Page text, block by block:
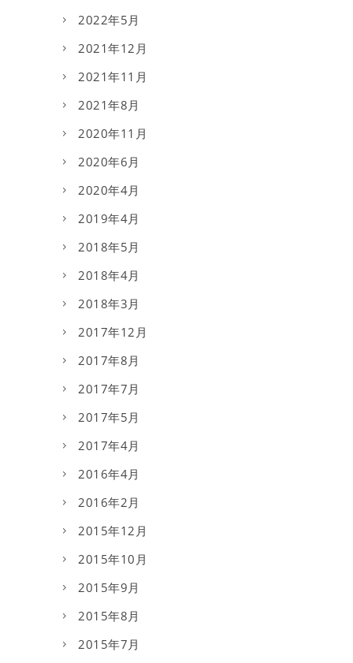
2022年5月
2021年12月
2021年11月
2021年8月
2020年11月
2020年6月
2020年4月
2019年4月
2018年5月
2018年4月
2018年3月
2017年12月
2017年8月
2017年7月
2017年5月
2017年4月
2016年4月
2016年2月
2015年12月
2015年10月
2015年9月
2015年8月
2015年7月